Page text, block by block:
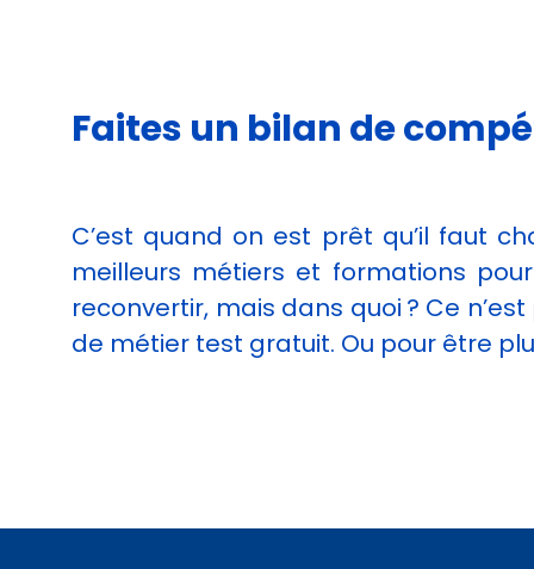
Faites un bilan de
C’est quand on est prêt qu’il faut
meilleurs métiers et formations
reconvertir, mais dans quoi ? Ce
de métier test gratuit. Ou pour être